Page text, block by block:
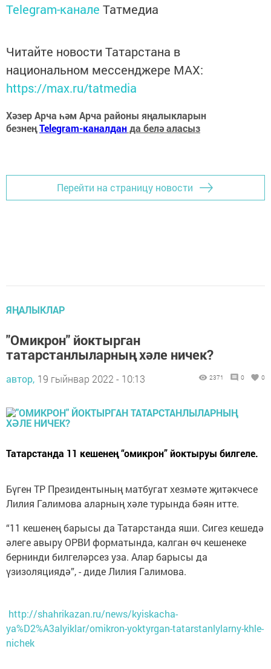
Telegram-канале Татмедиа
Читайте новости Татарстана в
национальном мессенджере MАХ:
https://max.ru/tatmedia
Хәзер Арча һәм Арча районы яңалыкларын
безнеңTelegram-каналданда белә аласыз
Перейти на страницу новости
ЯҢАЛЫКЛАР
"Омикрон" йоктырган
татарстанлыларның хәле ничек?
автор, 19 гыйнвар 2022 - 10:13 2371 0 0
Татарстанда 11 кешенең “омикрон” йоктыруы билгеле.
Бүген ТР Президентының матбугат хезмәте җитәкчесе
Лилия Галимова аларның хәле турында бәян итте.
“11 кешенең барысы да Татарстанда яши. Сигез кешедә
әлеге авыру ОРВИ форматында, калган өч кешенеке
бернинди билгеләрсез уза. Алар барысы да
үзизоляциядә”, - диде Лилия Галимова.
http://shahrikazan.ru/news/kyiskacha-
ya%D2%A3alyiklar/omikron-yoktyrgan-tatarstanlylarny-khle-
nichek